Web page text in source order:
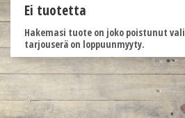
Ei tuotetta
Hakemasi tuote on joko poistunut
tarjouserä on loppuunmyyty.